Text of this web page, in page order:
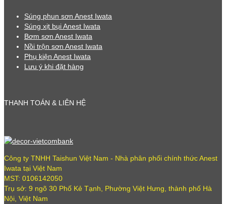
Súng phun sơn Anest Iwata
Súng xịt bụi Anest Iwata
Bơm sơn Anest Iwata
Nồi trộn sơn Anest Iwata
Phụ kiện Anest Iwata
Lưu ý khi đặt hàng
THANH TOÁN & LIÊN HỆ
Công ty TNHH Taishun Việt Nam - Nhà phân phối chính thức Anest
Iwata tại Việt Nam
MST: 0106142050
Trụ sở: 9 ngõ 30 Phố Kẻ Tạnh, Phường Việt Hưng, thành phố Hà
Nội, Việt Nam